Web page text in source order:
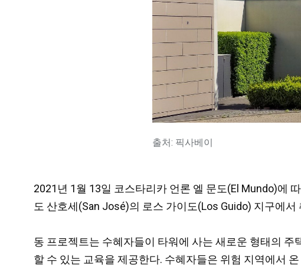
출처: 픽사베이
2021년 1월 13일 코스타리카 언론 엘 문도(El Mundo)에
도 산호세(San José)의 로스 가이도(Los Guido) 지구에
동 프로젝트는 수혜자들이 타워에 사는 새로운 형태의
할 수 있는 교육을 제공한다. 수혜자들은 위험 지역에서